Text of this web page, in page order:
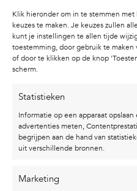
Klik hieronder om in te stemmen
keuzes te maken. Je keuzes zullen
kunt je instellingen te allen tijde
toestemming, door gebruik te
of door te klikken op de knop
scherm.
Statistieken
Informatie op een apparaat
advertenties meten,
begrijpen aan de hand van
uit verschillende bronnen.
Marketing
Poster | “Peace begins
where expectations end”